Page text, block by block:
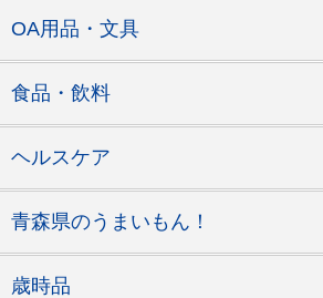
OA用品・文具
食品・飲料
ヘルスケア
青森県のうまいもん！
歳時品